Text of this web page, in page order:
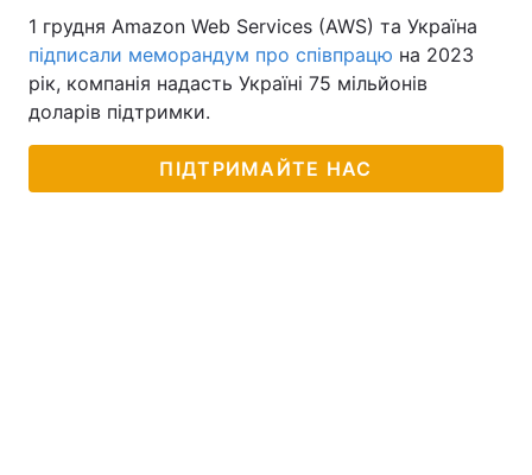
1 грудня Amazon Web Services (AWS) та Україна
підписали меморандум про співпрацю на 2023
рік, компанія надасть Україні 75 мільйонів
доларів підтримки.
ПІДТРИМАЙТЕ НАС